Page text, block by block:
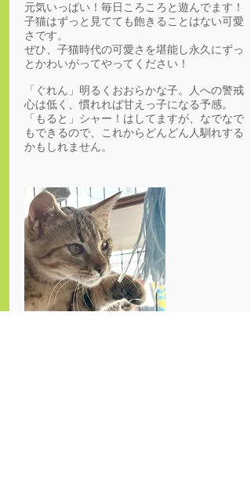
元気いっぱい！毎日ころころと遊んでます！
子猫はずっと見てても飽きることはない可愛
さです。
ぜひ、子猫時代の可愛さを堪能し永久にずっ
とかわいがってやってください！
「ぐれん」明るくおおらかな子。人への警戒
心は低く、慣れれば甘えっ子になる予感。
「もると」シャー！はしてますが、なでなで
もできるので、これからどんどん人馴れする
かもしれません。